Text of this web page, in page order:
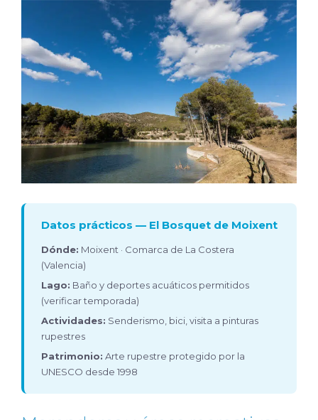
Datos prácticos — El Bosquet de Moixent
Dónde: Moixent · Comarca de La Costera
(Valencia)
Lago: Baño y deportes acuáticos permitidos
(verificar temporada)
Actividades: Senderismo, bici, visita a pinturas
rupestres
Patrimonio: Arte rupestre protegido por la
UNESCO desde 1998